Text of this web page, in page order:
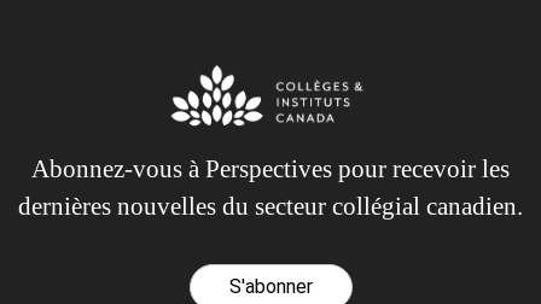
Abonnez-vous à Perspectives pour recevoir les
dernières nouvelles du secteur collégial canadien.
S'abonner